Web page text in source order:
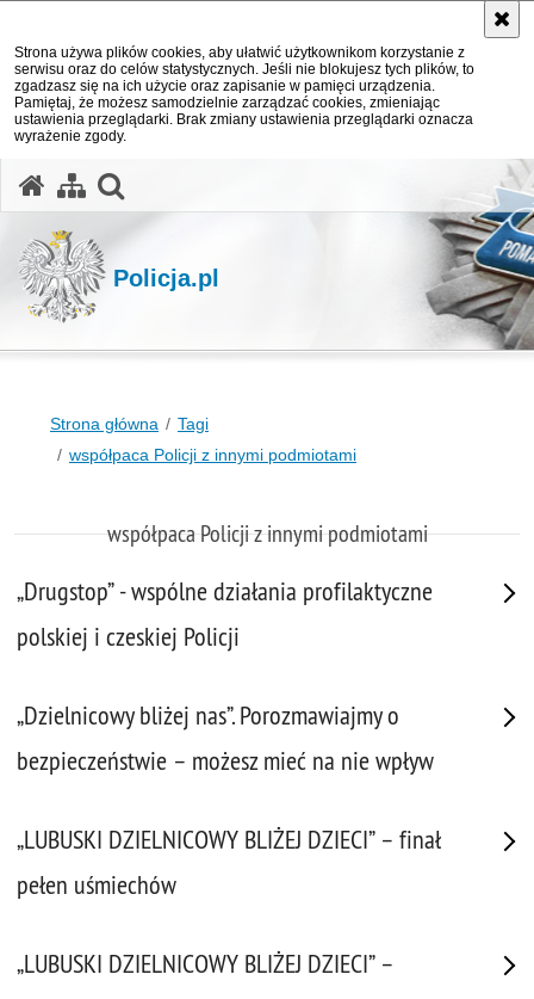
Strona używa plików cookies, aby ułatwić użytkownikom korzystanie z
serwisu oraz do celów statystycznych. Jeśli nie blokujesz tych plików, to
zgadzasz się na ich użycie oraz zapisanie w pamięci urządzenia.
Pamiętaj, że możesz samodzielnie zarządzać cookies, zmieniając
ustawienia przeglądarki. Brak zmiany ustawienia przeglądarki oznacza
wyrażenie zgody.
Policja.pl
Strona główna
Tagi
współpaca Policji z innymi podmiotami
współpaca Policji z innymi podmiotami
„Drugstop” - wspólne działania profilaktyczne
polskiej i czeskiej Policji
„Dzielnicowy bliżej nas”. Porozmawiajmy o
bezpieczeństwie – możesz mieć na nie wpływ
„LUBUSKI DZIELNICOWY BLIŻEJ DZIECI” – finał
pełen uśmiechów
„LUBUSKI DZIELNICOWY BLIŻEJ DZIECI” –